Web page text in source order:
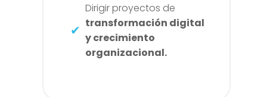
Dirigir proyectos de
transformación digital
y crecimiento
organizacional.